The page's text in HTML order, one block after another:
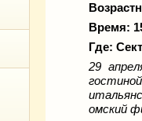
Время:
Где:
29
гостиной
омский